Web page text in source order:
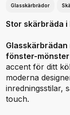
Glasskärbrädor
Stor skärbräda
fönster-mönster
accent för ditt
moderna
inredningsstilar,
touch.